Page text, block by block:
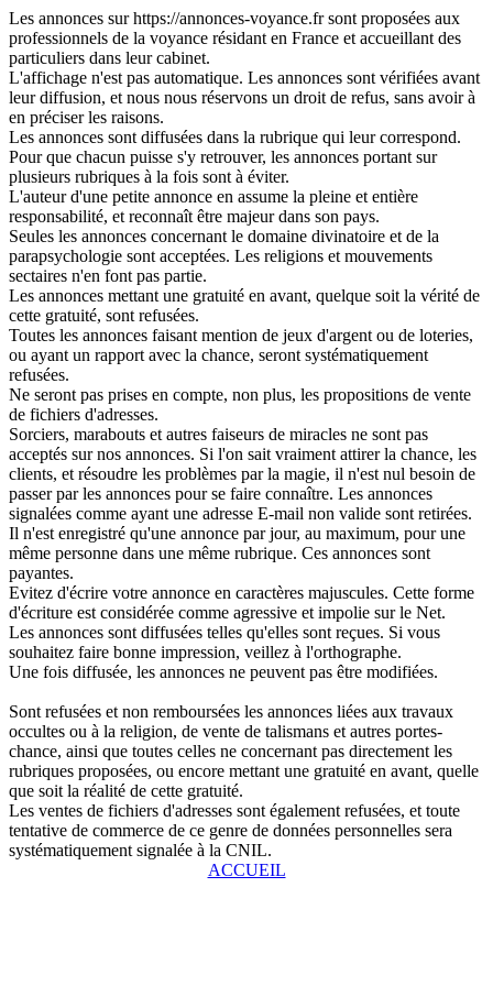
Les annonces sur https://annonces-voyance.fr sont proposées aux
professionnels de la voyance résidant en France et accueillant des
particuliers dans leur cabinet.
L'affichage n'est pas automatique. Les annonces sont vérifiées avant
leur diffusion, et nous nous réservons un droit de refus, sans avoir à
en préciser les raisons.
Les annonces sont diffusées dans la rubrique qui leur correspond.
Pour que chacun puisse s'y retrouver, les annonces portant sur
plusieurs rubriques à la fois sont à éviter.
L'auteur d'une petite annonce en assume la pleine et entière
responsabilité, et reconnaît être majeur dans son pays.
Seules les annonces concernant le domaine divinatoire et de la
parapsychologie sont acceptées. Les religions et mouvements
sectaires n'en font pas partie.
Les annonces mettant une gratuité en avant, quelque soit la vérité de
cette gratuité, sont refusées.
Toutes les annonces faisant mention de jeux d'argent ou de loteries,
ou ayant un rapport avec la chance, seront systématiquement
refusées.
Ne seront pas prises en compte, non plus, les propositions de vente
de fichiers d'adresses.
Sorciers, marabouts et autres faiseurs de miracles ne sont pas
acceptés sur nos annonces. Si l'on sait vraiment attirer la chance, les
clients, et résoudre les problèmes par la magie, il n'est nul besoin de
passer par les annonces pour se faire connaître. Les annonces
signalées comme ayant une adresse E-mail non valide sont retirées.
Il n'est enregistré qu'une annonce par jour, au maximum, pour une
même personne dans une même rubrique. Ces annonces sont
payantes.
Evitez d'écrire votre annonce en caractères majuscules. Cette forme
d'écriture est considérée comme agressive et impolie sur le Net.
Les annonces sont diffusées telles qu'elles sont reçues. Si vous
souhaitez faire bonne impression, veillez à l'orthographe.
Une fois diffusée, les annonces ne peuvent pas être modifiées.
Sont refusées et non remboursées les annonces liées aux travaux
occultes ou à la religion, de vente de talismans et autres portes-
chance, ainsi que toutes celles ne concernant pas directement les
rubriques proposées, ou encore mettant une gratuité en avant, quelle
que soit la réalité de cette gratuité.
Les ventes de fichiers d'adresses sont également refusées, et toute
tentative de commerce de ce genre de données personnelles sera
systématiquement signalée à la CNIL.
ACCUEIL